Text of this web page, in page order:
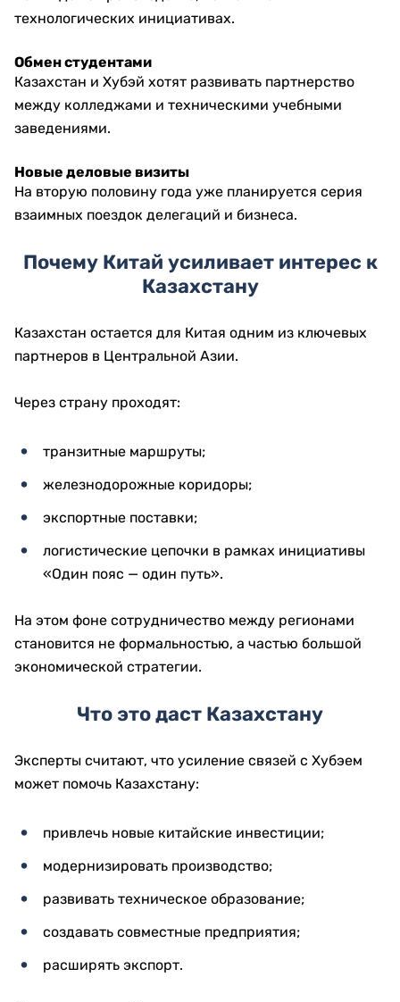
технологических инициативах.
Обмен студентами
Казахстан и Хубэй хотят развивать партнерство
между колледжами и техническими учебными
заведениями.
Новые деловые визиты
На вторую половину года уже планируется серия
взаимных поездок делегаций и бизнеса.
Почему Китай усиливает интерес к
Казахстану
Казахстан остается для Китая одним из ключевых
партнеров в Центральной Азии.
Через страну проходят:
транзитные маршруты;
железнодорожные коридоры;
экспортные поставки;
логистические цепочки в рамках инициативы
«Один пояс — один путь».
На этом фоне сотрудничество между регионами
становится не формальностью, а частью большой
экономической стратегии.
Что это даст Казахстану
Эксперты считают, что усиление связей с Хубэем
может помочь Казахстану:
привлечь новые китайские инвестиции;
модернизировать производство;
развивать техническое образование;
создавать совместные предприятия;
расширять экспорт.